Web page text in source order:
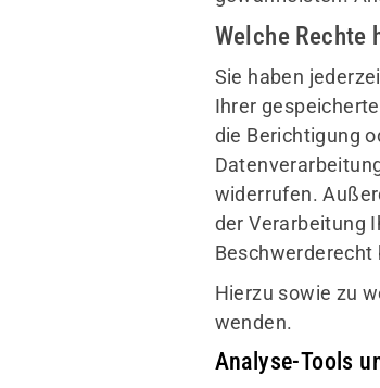
Welche Rechte
Sie haben
Ihrer
die Berichtigung
widerrufen.
der Verarbeitung
Beschwerderecht
Hierzu sowie zu
wenden.
Analyse-Tools